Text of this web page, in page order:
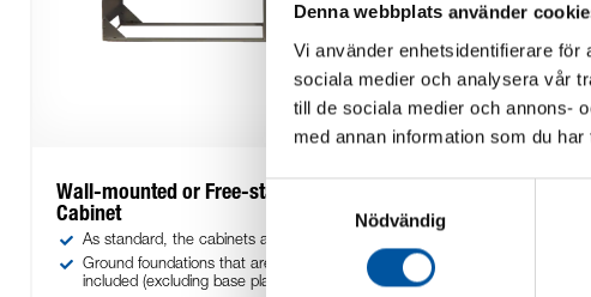
Denna webbplats använder
Vi använder enhetsidentifierare för
sociala medier och analysera vår
till de sociala medier och annons-
med annan information som du
Samtyckesval
Nödvändig
Wall-mounted or Free-standing Wall Collection
Cabinet
As standard, the cabinets are delivered with EBR lock
Ground foundations that are adjustable in height are
included (excluding base plate)